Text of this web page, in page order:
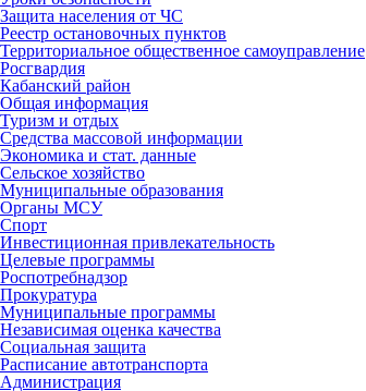
Защита населения от ЧС
Реестр остановочных пунктов
Территориальное общественное самоуправление
Росгвардия
Кабанский район
Общая информация
Туризм и отдых
Средства массовой информации
Экономика и стат. данные
Сельское хозяйство
Муниципальные образования
Органы МСУ
Спорт
Инвестиционная привлекательность
Целевые программы
Роспотребнадзор
Прокуратура
Муниципальные программы
Независимая оценка качества
Социальная защита
Расписание автотранспорта
Администрация